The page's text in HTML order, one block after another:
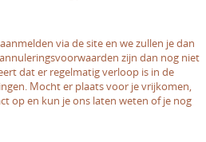
via de site en we zullen je dan
zijn dan nog niet
dat er regelmatig verloop is in de
Mocht er plaats voor je vrijkomen,
op en kun je ons laten weten of je nog